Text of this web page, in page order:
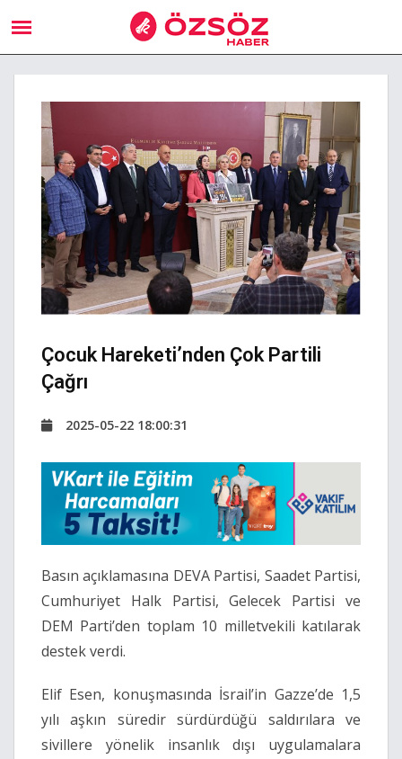
Çocuk Hareketi’nden Çok Partili
Çağrı
2025-05-22 18:00:31
Basın açıklamasına DEVA Partisi, Saadet Partisi,
Cumhuriyet Halk Partisi, Gelecek Partisi ve
DEM Parti’den toplam 10 milletvekili katılarak
destek verdi.
Elif Esen, konuşmasında İsrail’in Gazze’de 1,5
yılı aşkın süredir sürdürdüğü saldırılara ve
sivillere yönelik insanlık dışı uygulamalara